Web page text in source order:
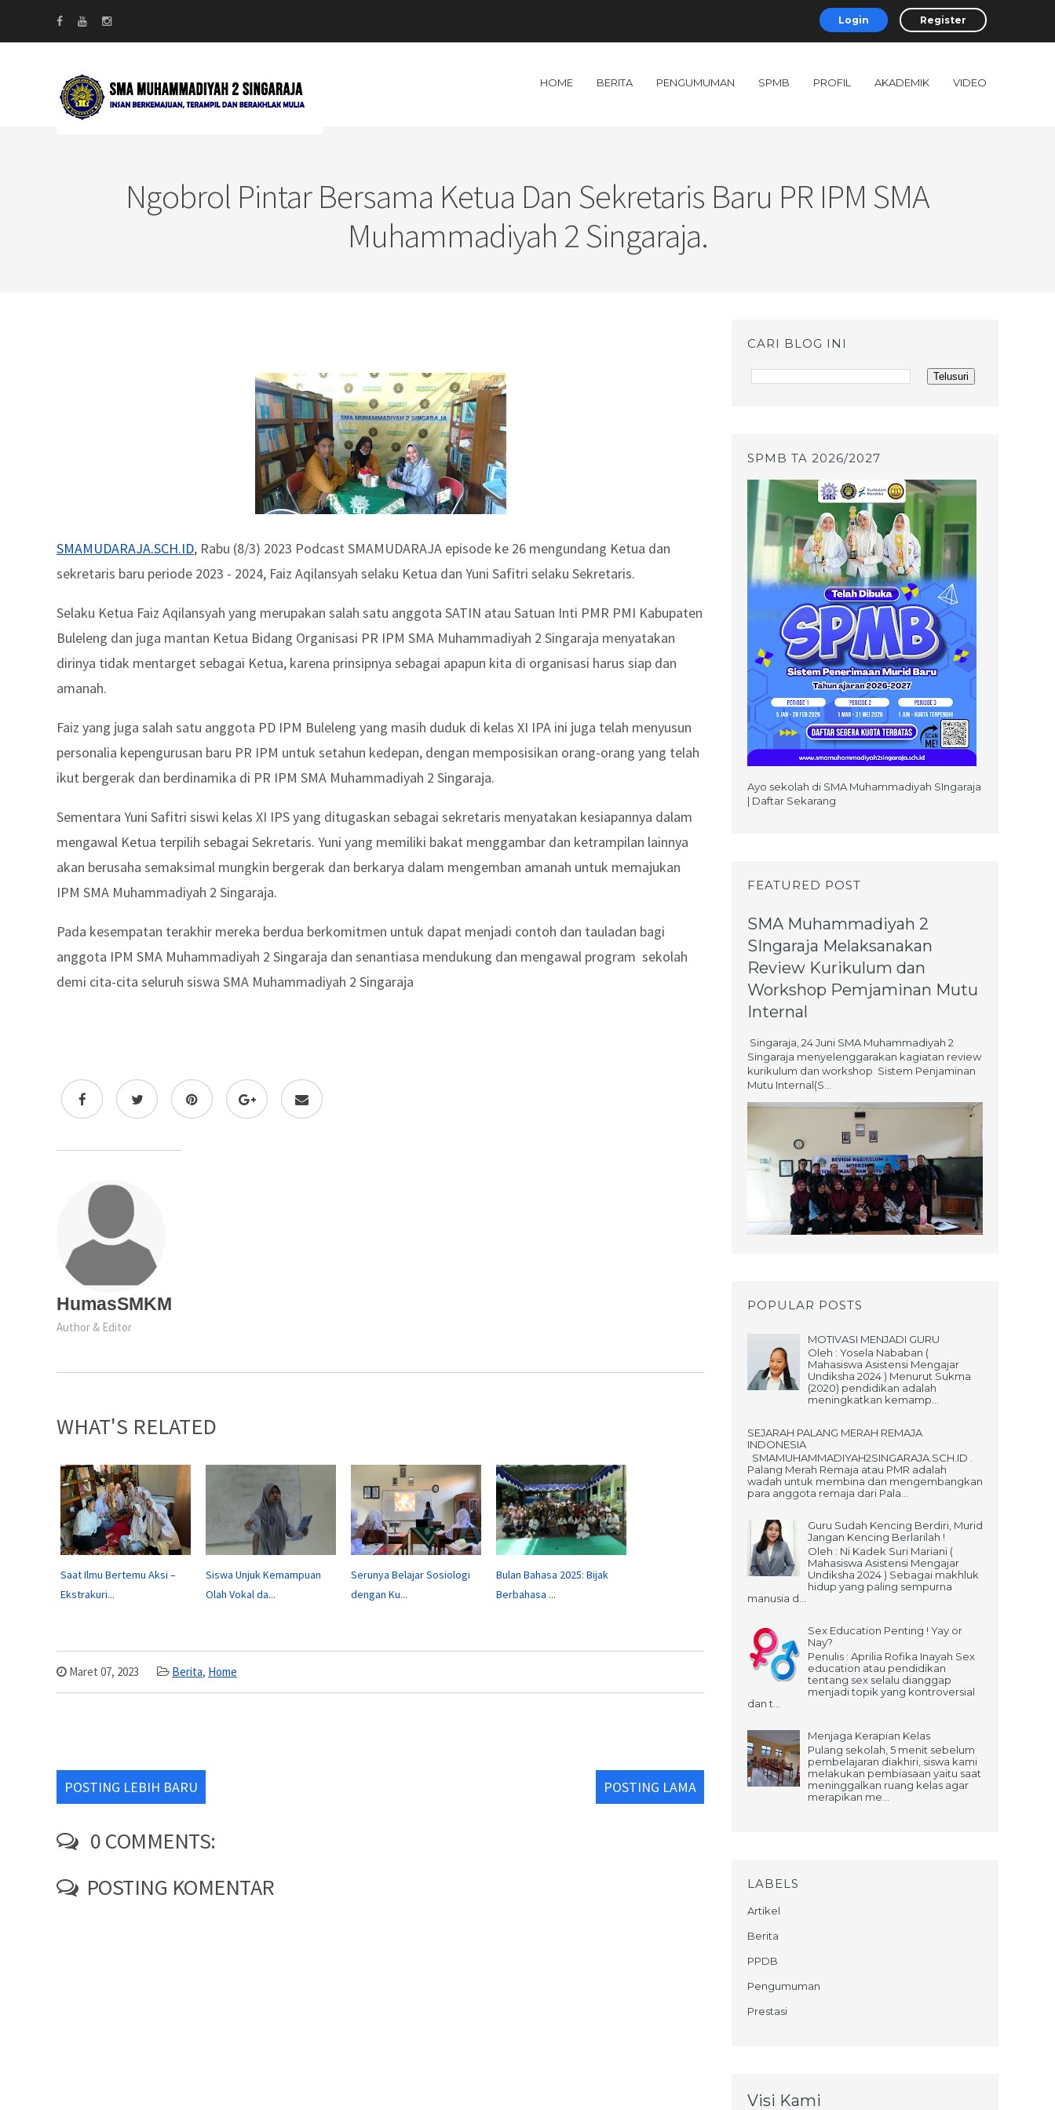
Login Register
HOME BERITA PENGUMUMAN SPMB PROFIL AKADEMIK VIDEO
Ngobrol Pintar Bersama Ketua Dan Sekretaris Baru PR IPM SMA
Muhammadiyah 2 Singaraja.
SMAMUDARAJA.SCH.ID, Rabu (8/3) 2023 Podcast SMAMUDARAJA episode ke 26 mengundang Ketua dan
sekretaris baru periode 2023 - 2024, Faiz Aqilansyah selaku Ketua dan Yuni Safitri selaku Sekretaris.
Selaku Ketua Faiz Aqilansyah yang merupakan salah satu anggota SATIN atau Satuan Inti PMR PMI Kabupaten
Buleleng dan juga mantan Ketua Bidang Organisasi PR IPM SMA Muhammadiyah 2 Singaraja menyatakan
dirinya tidak mentarget sebagai Ketua, karena prinsipnya sebagai apapun kita di organisasi harus siap dan
amanah.
Faiz yang juga salah satu anggota PD IPM Buleleng yang masih duduk di kelas XI IPA ini juga telah menyusun
personalia kepengurusan baru PR IPM untuk setahun kedepan, dengan memposisikan orang-orang yang telah
ikut bergerak dan berdinamika di PR IPM SMA Muhammadiyah 2 Singaraja.
Sementara Yuni Safitri siswi kelas XI IPS yang ditugaskan sebagai sekretaris menyatakan kesiapannya dalam
mengawal Ketua terpilih sebagai Sekretaris. Yuni yang memiliki bakat menggambar dan ketrampilan lainnya
akan berusaha semaksimal mungkin bergerak dan berkarya dalam mengemban amanah untuk memajukan
IPM SMA Muhammadiyah 2 Singaraja.
Pada kesempatan terakhir mereka berdua berkomitmen untuk dapat menjadi contoh dan tauladan bagi
anggota IPM SMA Muhammadiyah 2 Singaraja dan senantiasa mendukung dan mengawal program sekolah
demi cita-cita seluruh siswa SMA Muhammadiyah 2 Singaraja
HumasSMKM
Author & Editor
WHAT'S RELATED
Saat Ilmu Bertemu Aksi –
Ekstrakuri...
Siswa Unjuk Kemampuan
Olah Vokal da...
Serunya Belajar Sosiologi
dengan Ku...
Bulan Bahasa 2025: Bijak
Berbahasa ...
Maret 07, 2023 Berita, Home
POSTING LEBIH BARU POSTING LAMA
0 COMMENTS:
POSTING KOMENTAR
CARI BLOG INI
SPMB TA 2026/2027
Ayo sekolah di SMA Muhammadiyah SIngaraja
| Daftar Sekarang
FEATURED POST
SMA Muhammadiyah 2
SIngaraja Melaksanakan
Review Kurikulum dan
Workshop Pemjaminan Mutu
Internal
Singaraja, 24 Juni SMA Muhammadiyah 2
Singaraja menyelenggarakan kagiatan review
kurikulum dan workshop Sistem Penjaminan
Mutu Internal(S...
POPULAR POSTS
MOTIVASI MENJADI GURU
Oleh : Yosela Nababan (
Mahasiswa Asistensi Mengajar
Undiksha 2024 ) Menurut Sukma
(2020) pendidikan adalah
meningkatkan kemamp...
SEJARAH PALANG MERAH REMAJA
INDONESIA
SMAMUHAMMADIYAH2SINGARAJA.SCH.ID .
Palang Merah Remaja atau PMR adalah
wadah untuk membina dan mengembangkan
para anggota remaja dari Pala...
Guru Sudah Kencing Berdiri, Murid
Jangan Kencing Berlarilah !
Oleh : Ni Kadek Suri Mariani (
Mahasiswa Asistensi Mengajar
Undiksha 2024 ) Sebagai makhluk
hidup yang paling sempurna
manusia d...
Sex Education Penting ! Yay or
Nay?
Penulis : Aprilia Rofika Inayah Sex
education atau pendidikan
tentang sex selalu dianggap
menjadi topik yang kontroversial
dan t...
Menjaga Kerapian Kelas
Pulang sekolah, 5 menit sebelum
pembelajaran diakhiri, siswa kami
melakukan pembiasaan yaitu saat
meninggalkan ruang kelas agar
merapikan me...
LABELS
Artikel
Berita
PPDB
Pengumuman
Prestasi
Visi Kami